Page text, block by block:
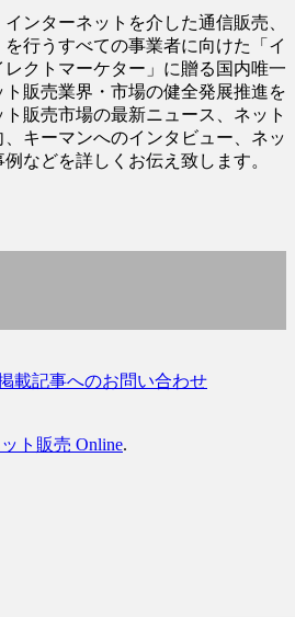
ンターネットを介した通信販売、
行うすべての事業者に向けた「イ
クトマーケター」に贈る国内唯一
販売業界・市場の健全発展推進を
販売市場の最新ニュース、ネット
キーマンへのインタビュー、ネッ
などを詳しくお伝え致します。
載記事へのお問い合わせ
ト販売 Online.